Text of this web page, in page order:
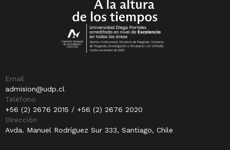
Email
admision@udp.cl
Teléfono
+56 (2) 2676 2015 / +56 (2) 2676 2020
Dirección
Avda. Manuel Rodríguez Sur 333, Santiago, Chile